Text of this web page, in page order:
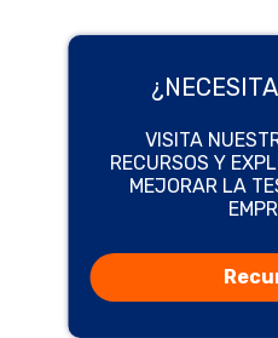
VISITA
RECURSOS Y
MEJORAR LA